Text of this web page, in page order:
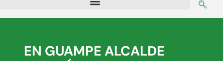
EN GUAMPE ALCALDE